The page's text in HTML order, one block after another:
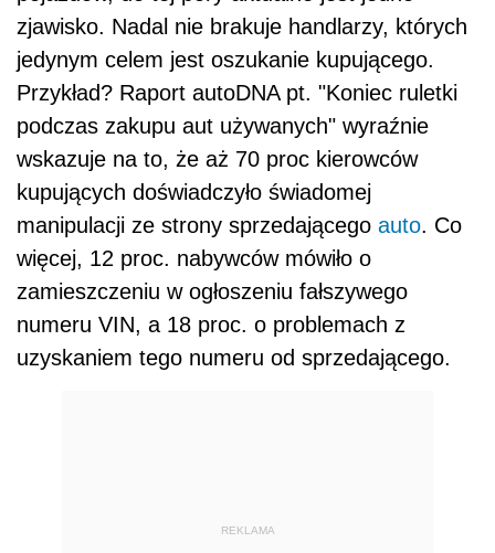
zjawisko. Nadal nie brakuje handlarzy, których
jedynym celem jest oszukanie kupującego.
Przykład? Raport autoDNA pt. "Koniec ruletki
podczas zakupu aut używanych" wyraźnie
wskazuje na to, że aż 70 proc kierowców
kupujących doświadczyło świadomej
manipulacji ze strony sprzedającego auto. Co
więcej, 12 proc. nabywców mówiło o
zamieszczeniu w ogłoszeniu fałszywego
numeru VIN, a 18 proc. o problemach z
uzyskaniem tego numeru od sprzedającego.
REKLAMA